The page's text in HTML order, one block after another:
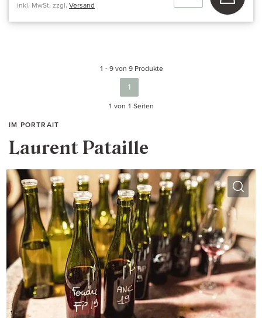
inkl. MwSt, zzgl. Versand
1 - 9 von 9 Produkte
1
1 von 1 Seiten
IM PORTRAIT
Laurent Pataille